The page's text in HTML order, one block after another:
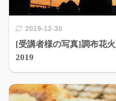
2019-12-30
[受講者様の写真]調布花
2019